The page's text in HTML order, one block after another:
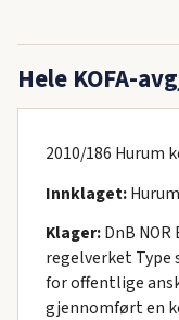
Hele KOFA-
2010/186 Hurum
Innklaget:
Klager:DnB NOR
regelverket Type
for offentlige
gjennomført en